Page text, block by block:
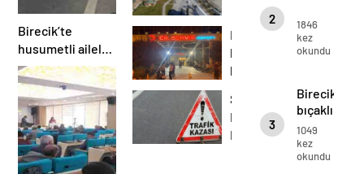
2
1846
kez
okundu
3
Birecik’te
bıçaklı
kavga:
1 ölü,
4
1049
kez
okundu
Birecik’te
husumetli aileler
kara yolunda
çatıştı!
Birecik’te
bıçaklı
kavga:
ölü,
4
yaralı
Son
Dakika
Birecik’te